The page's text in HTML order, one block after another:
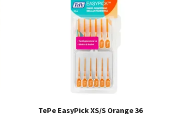
TePe EasyPick XS/S Orange 36